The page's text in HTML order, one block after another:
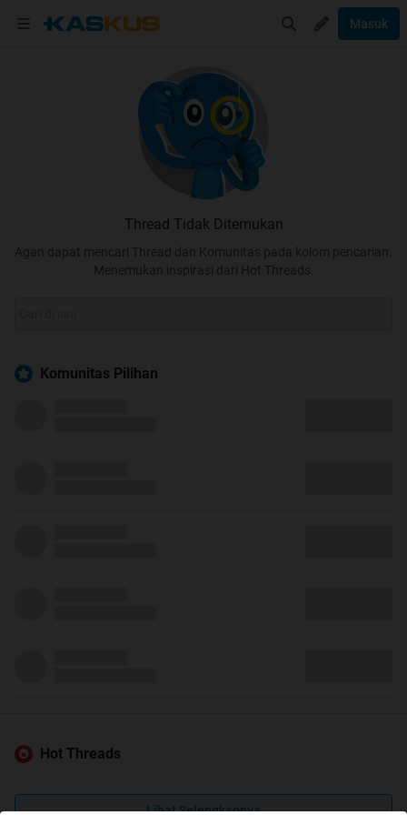
Masuk
Thread Tidak Ditemukan
Agan dapat mencari Thread dan Komunitas pada kolom pencarian.
Menemukan inspirasi dari Hot Threads.
Komunitas Pilihan
Hot Threads
Lihat Selengkapnya